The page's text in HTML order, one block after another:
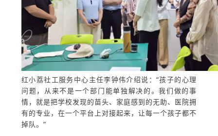
红小荔社工服务中心主任李钟伟介绍说：“孩子的心理
问题，从来不是一个部门能单独解决的。我们做的事
情，就是把学校发现的苗头、家庭感到的无助、医院拥
有的专业，在一个平台上对接起来，让每一个孩子都不
掉队。”